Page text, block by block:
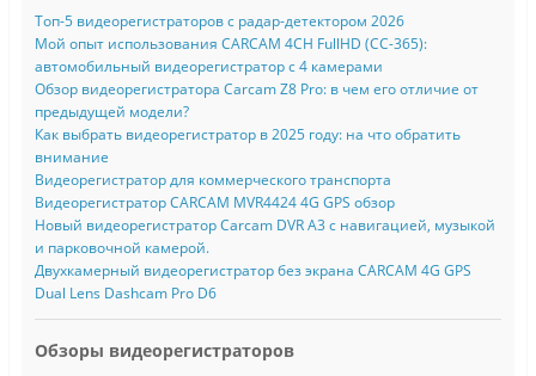
Топ-5 видеорегистраторов с радар-детектором 2026
Мой опыт использования CARCAM 4CH FullHD (CC-365):
автомобильный видеорегистратор с 4 камерами
Обзор видеорегистратора Carcam Z8 Pro: в чем его отличие от
предыдущей модели?
Как выбрать видеорегистратор в 2025 году: на что обратить
внимание
Видеорегистратор для коммерческого транспорта
Видеорегистратор CARCAM MVR4424 4G GPS обзор
Новый видеорегистратор Carcam DVR A3 с навигацией, музыкой
и парковочной камерой.
Двухкамерный видеорегистратор без экрана CARCAM 4G GPS
Dual Lens Dashcam Pro D6
Обзоры видеорегистраторов